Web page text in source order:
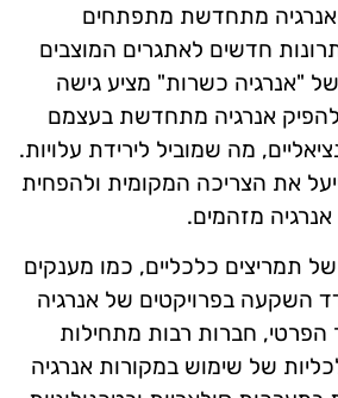
אנרגיה מתחדשת מתפתחים
חדשים לאתגרים המוצבים
"אנרגיה כשרות" מציע גישה
להפיק אנרגיה מתחדשת בעצמם
מה שמוביל לירידת עלויות.
את הצריכה המקומית ולהפחית
מזהמים.
תמריצים כלכליים, כמו מענקים
השקעה בפרויקטים של אנרגיה
חברות רבות מתחילות
של שימוש במקורות אנרגיה